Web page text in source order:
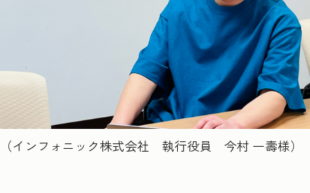
（インフォニック株式会社 執行役員 今村 一壽様）